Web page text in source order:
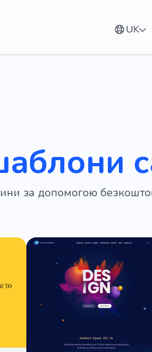
UK
за допомогою